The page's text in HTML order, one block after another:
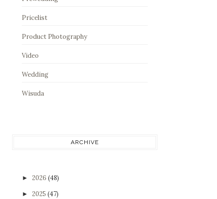
Pricelist
Product Photography
Video
Wedding
Wisuda
ARCHIVE
► 2026 (48)
► 2025 (47)